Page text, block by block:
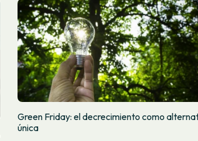
Green Friday: el decrecimiento como
única